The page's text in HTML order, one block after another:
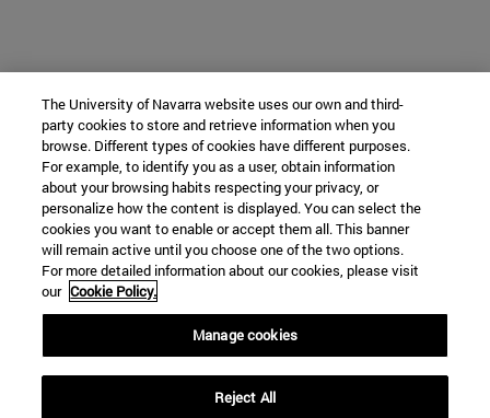
The University of Navarra website uses our own and third-
party cookies to store and retrieve information when you
browse. Different types of cookies have different purposes.
For example, to identify you as a user, obtain information
about your browsing habits respecting your privacy, or
personalize how the content is displayed. You can select the
cookies you want to enable or accept them all. This banner
will remain active until you choose one of the two options.
For more detailed information about our cookies, please visit
our Cookie Policy.
Manage cookies
Reject All